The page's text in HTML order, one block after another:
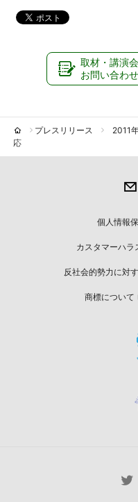
取材・講演
お問い合わせ
プレスリリース 2011
応
個人情報
カスタマーハラ
反社会的勢力に対
商標について